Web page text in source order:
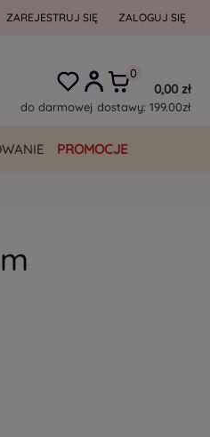
ZAREJESTRUJ SIĘ ZALOGUJ SIĘ
PROMOCJE
0,00 zł
do darmowej dostawy: 199.00zł